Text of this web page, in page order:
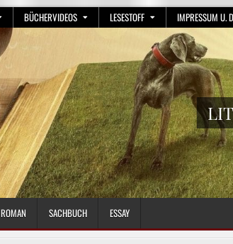
BÜCHERVIDEOS LESESTOFF IMPRESSUM U.
ROMAN SACHBUCH ESSAY